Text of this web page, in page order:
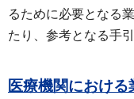
るために必要となる
たり、参考となる手
医療機関におけ